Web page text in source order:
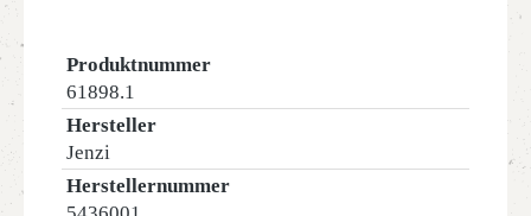
Produktnummer
61898.1
Hersteller
Jenzi
Herstellernummer